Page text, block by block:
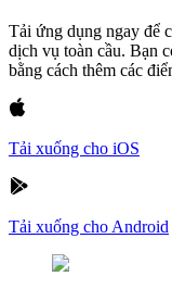
Tải ứng dụng ngay để
dịch vụ toàn cầu. Bạn
bằng cách thêm các
Tải xuống cho iOS
Tải xuống cho Android